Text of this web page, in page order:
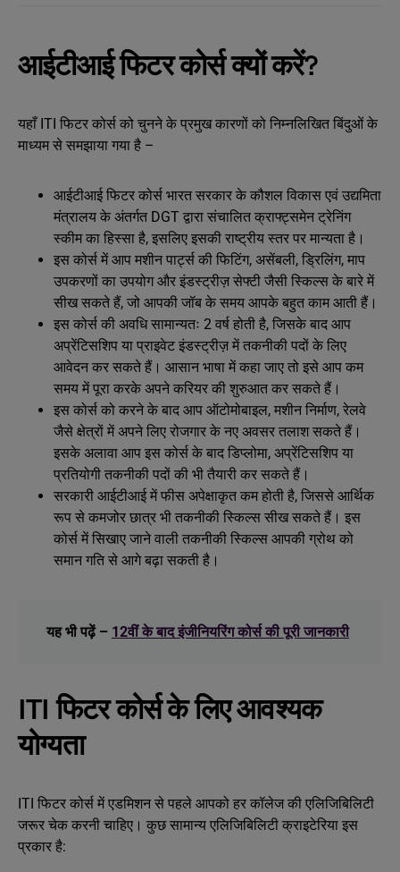
आईटीआई फिटर कोर्स क्यों करें?
यहाँ ITI फिटर कोर्स को चुनने के प्रमुख कारणों को निम्नलिखित बिंदुओं के
माध्यम से समझाया गया है –
आईटीआई फिटर कोर्स भारत सरकार के कौशल विकास एवं उद्यमिता
मंत्रालय के अंतर्गत DGT द्वारा संचालित क्राफ्ट्समेन ट्रेनिंग
स्कीम का हिस्सा है, इसलिए इसकी राष्ट्रीय स्तर पर मान्यता है।
इस कोर्स में आप मशीन पार्ट्स की फिटिंग, असेंबली, ड्रिलिंग, माप
उपकरणों का उपयोग और इंडस्ट्रीज़ सेफ्टी जैसी स्किल्स के बारे में
सीख सकते हैं, जो आपकी जॉब के समय आपके बहुत काम आती हैं।
इस कोर्स की अवधि सामान्यतः 2 वर्ष होती है, जिसके बाद आप
अप्रेंटिसशिप या प्राइवेट इंडस्ट्रीज़ में तकनीकी पदों के लिए
आवेदन कर सकते हैं। आसान भाषा में कहा जाए तो इसे आप कम
समय में पूरा करके अपने करियर की शुरुआत कर सकते हैं।
इस कोर्स को करने के बाद आप ऑटोमोबाइल, मशीन निर्माण, रेलवे
जैसे क्षेत्रों में अपने लिए रोजगार के नए अवसर तलाश सकते हैं।
इसके अलावा आप इस कोर्स के बाद डिप्लोमा, अप्रेंटिसशिप या
प्रतियोगी तकनीकी पदों की भी तैयारी कर सकते हैं।
सरकारी आईटीआई में फीस अपेक्षाकृत कम होती है, जिससे आर्थिक
रूप से कमजोर छात्र भी तकनीकी स्किल्स सीख सकते हैं। इस
कोर्स में सिखाए जाने वाली तकनीकी स्किल्स आपकी ग्रोथ को
समान गति से आगे बढ़ा सकती है।
यह भी पढ़ें – 12वीं के बाद इंजीनियरिंग कोर्स की पूरी जानकारी
ITI फिटर कोर्स के लिए आवश्यक
योग्यता
ITI फिटर कोर्स में एडमिशन से पहले आपको हर कॉलेज की एलिजिबिलिटी
जरूर चेक करनी चाहिए। कुछ सामान्य एलिजिबिलिटी क्राइटेरिया इस
प्रकार है: